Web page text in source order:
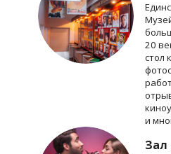
20
стол
и
Зал